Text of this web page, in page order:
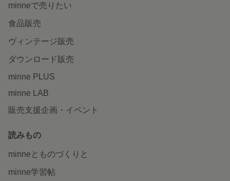
minneで売りたい
食品販売
ヴィンテージ販売
ダウンロード販売
minne PLUS
minne LAB
販売支援企画・イベント
読みもの
minneとものづくりと
minne学習帖